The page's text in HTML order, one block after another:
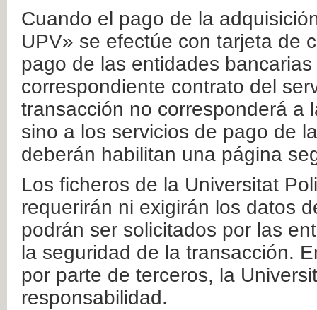
Cuando el pago de la
UPV» se efectúe con tarjeta de
pago de las entidades
correspondiente contrato del
transacción no corresponderá a
sino a los servicios de pago de
deberán habilitan una página
Los ficheros de la Universitat
requerirán ni exigirán los datos
podrán ser solicitados por las
la seguridad de la transacción.
por parte de terceros, la
responsabilidad.